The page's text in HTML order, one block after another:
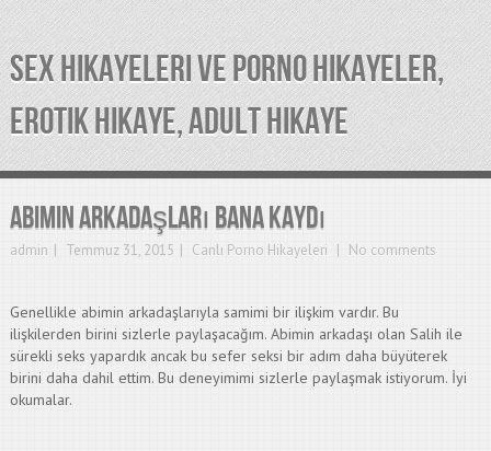
SEX HIKAYELERI VE PORNO HIKAYELER,
EROTIK HIKAYE, ADULT HIKAYE
Abimin Arkadaşları Bana Kaydı
admin Temmuz 31, 2015 Canlı Porno Hikayeleri No comments
Genellikle abimin arkadaşlarıyla samimi bir ilişkim vardır. Bu
ilişkilerden birini sizlerle paylaşacağım. Abimin arkadaşı olan Salih ile
sürekli seks yapardık ancak bu sefer seksi bir adım daha büyüterek
birini daha dahil ettim. Bu deneyimimi sizlerle paylaşmak istiyorum. İyi
okumalar.